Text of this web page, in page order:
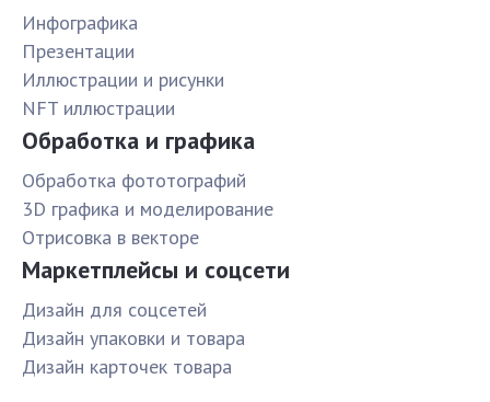
Инфографика
Презентации
Иллюстрации и рисунки
NFT иллюстрации
Обработка и графика
Обработка фототографий
3D графика и моделирование
Отрисовка в векторе
Маркетплейсы и соцсети
Дизайн для соцсетей
Дизайн упаковки и товара
Дизайн карточек товара